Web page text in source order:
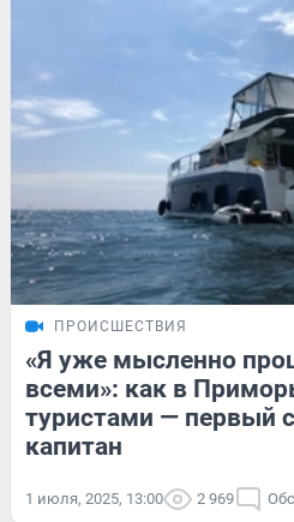
ПРОИСШЕСТВИЯ
«Я уже мысленно
всеми»: как в
туристами — первый
капитан
1 июля, 2025, 13:00 2 969